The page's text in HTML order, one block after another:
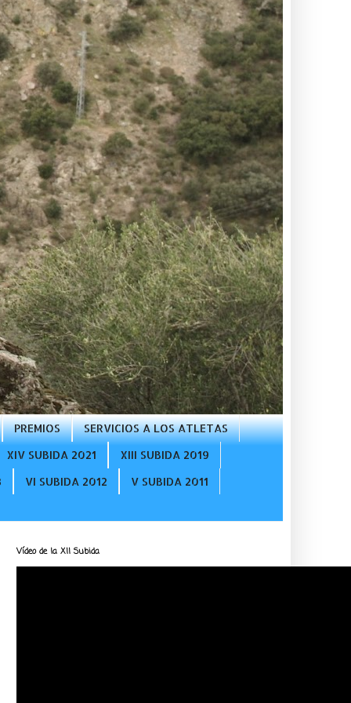
PREMIOS
SERVICIOS A LOS ATLETAS
XIV SUBIDA 2021
XIII SUBIDA 2019
VI SUBIDA 2012
V SUBIDA 2011
Vídeo de la XII Subida